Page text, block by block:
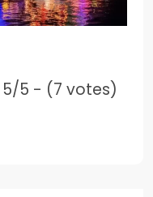
5/5 - (7 votes)